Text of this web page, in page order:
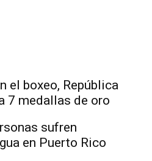
el boxeo, República
7 medallas de oro
sufren
en Puerto Rico